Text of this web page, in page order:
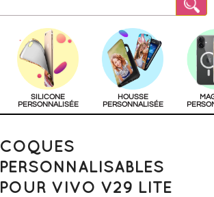
SILICONE
PERSONNALISÉE
HOUSSE
PERSONNALISÉE
COQUES
PERSONNALISABLES
POUR VIVO V29 LITE